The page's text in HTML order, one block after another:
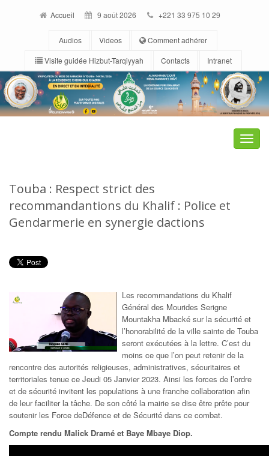
Accueil 9 août 2026 +221 33 975 10 29
Audios Videos
Comment adhérer
Visite guidée Hizbut-Tarqiyyah
Contacts Intranet
Toggle
Touba : Respect strict des
recommandantions du Khalif : Police et
Gendarmerie en synergie dactions
Les recommandations du Khalif
Général des Mourides Serigne
Mountakha Mbacké sur la sécurité et
l’honorabilité de la ville sainte de Touba
seront exécutées à la lettre. C’est du
moins ce que l’on peut retenir de la
rencontre des autorités religieuses, administratives, sécuritaires et
territoriales tenue ce Jeudi 05 Janvier 2023. Ainsi les forces de l’ordre
et de sécurité invitent les populations à une franche collaboration afin
de leur faciliter la tâche. De son côté la mairie se dise être prête pour
soutenir les Force deDéfence et de Sécurité dans ce combat.
Compte rendu Malick Dramé et Baye Mbaye Diop.